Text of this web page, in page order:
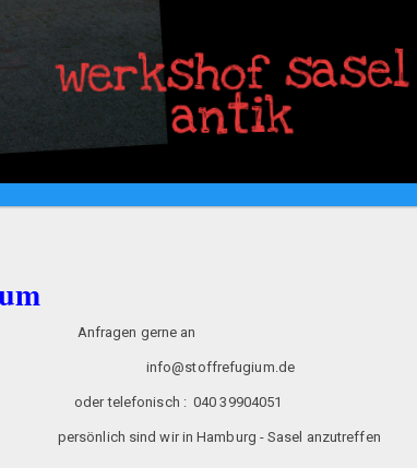
Anfragen gerne an
: 040 39904051
- Sasel anzutreffen